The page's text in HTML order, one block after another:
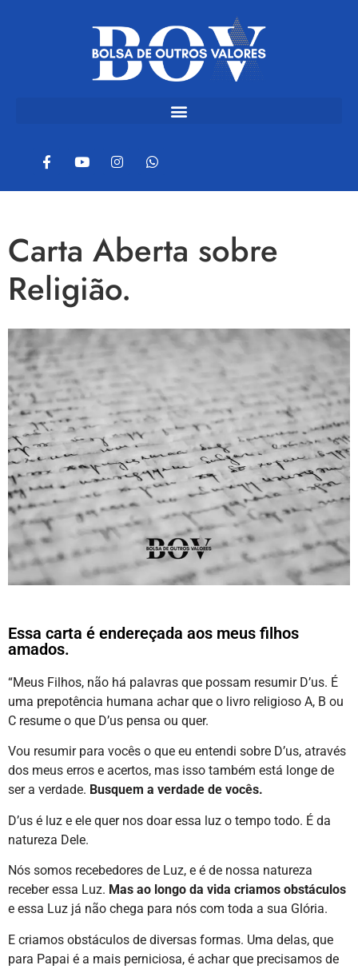
Carta Aberta sobre
Religião.
Essa carta é endereçada aos meus filhos
amados.
“Meus Filhos, não há palavras que possam resumir D’us. É
uma prepotência humana achar que o livro religioso A, B ou
C resume o que D’us pensa ou quer.
Vou resumir para vocês o que eu entendi sobre D’us, através
dos meus erros e acertos, mas isso também está longe de
ser a verdade. Busquem a verdade de vocês.
D’us é luz e ele quer nos doar essa luz o tempo todo. É da
natureza Dele.
Nós somos recebedores de Luz, e é de nossa natureza
receber essa Luz. Mas ao longo da vida criamos obstáculos
e essa Luz já não chega para nós com toda a sua Glória.
E criamos obstáculos de diversas formas. Uma delas, que
para Papai é a mais perniciosa, é achar que precisamos de